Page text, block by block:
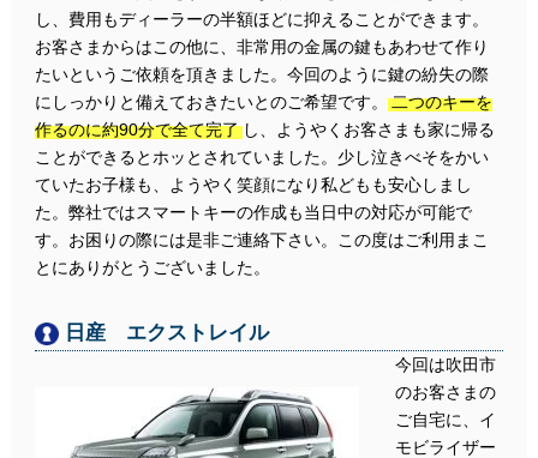
し、費用もディーラーの半額ほどに抑えることができます。
お客さまからはこの他に、非常用の金属の鍵もあわせて作り
たいというご依頼を頂きました。今回のように鍵の紛失の際
にしっかりと備えておきたいとのご希望です。
二つのキーを
作るのに約90分で全て完了し、ようやくお客さまも家に帰る
ことができるとホッとされていました。少し泣きべそをかい
ていたお子様も、ようやく笑顔になり私どもも安心しまし
た。弊社ではスマートキーの作成も当日中の対応が可能で
す。お困りの際には是非ご連絡下さい。この度はご利用まこ
とにありがとうございました。
日産 エクストレイル
今回は吹田市
のお客さまの
ご自宅に、イ
モビライザー